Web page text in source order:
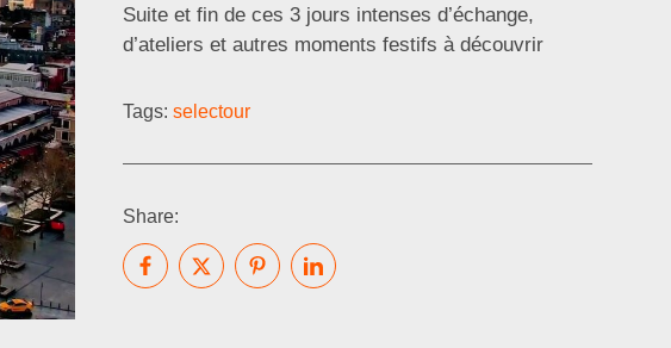
Suite et fin de ces 3 jours intenses d’échange,
d’ateliers et autres moments festifs à découvrir
Tags:selectour
Share: